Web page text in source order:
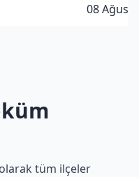
08
olarak tüm ilçeler